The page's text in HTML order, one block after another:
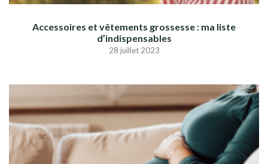
Accessoires et vêtements grossesse : ma liste
d’indispensables
28 juillet 2023